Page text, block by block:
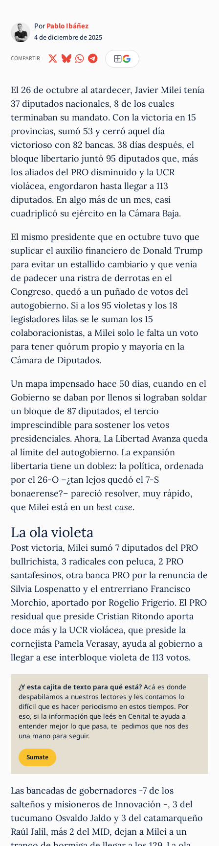
PorPablo Ibáñez
4 de diciembre de 2025
COMPARTIR
El 26 de octubre al atardecer, Javier Milei tenía
37 diputados nacionales, 8 de los cuales
terminaban su mandato. Con la victoria en 15
provincias, sumó 53 y cerró aquel día
victorioso con 82 bancas. 38 días después, el
bloque libertario juntó 95 diputados que, más
los aliados del PRO disminuido y la UCR
violácea, engordaron hasta llegar a 113
diputados. En algo más de un mes, casi
cuadriplicó su ejército en la Cámara Baja.
El mismo presidente que en octubre tuvo que
suplicar el auxilio financiero de Donald Trump
para evitar un estallido cambiario y que venía
de padecer una ristra de derrotas en el
Congreso, quedó a un puñado de votos del
autogobierno. Si a los 95 violetas y los 18
legisladores lilas se le suman los 15
colaboracionistas, a Milei solo le falta un voto
para tener quórum propio y mayoría en la
Cámara de Diputados.
Un mapa impensado hace 50 días, cuando en el
Gobierno se daban por llenos si lograban soldar
un bloque de 87 diputados, el tercio
imprescindible para sostener los vetos
presidenciales. Ahora, La Libertad Avanza queda
al límite del autogobierno. La expansión
libertaria tiene un doblez: la política, ordenada
por el 26-O –¿tan lejos quedó el 7-S
bonaerense?– pareció resolver, muy rápido,
que Milei está en unbest case.
La ola violeta
Post victoria, Milei sumó 7 diputados del PRO
bullrichista, 3 radicales con peluca, 2 PRO
santafesinos, otra banca PRO por la renuncia de
Silvia Lospenatto y el entrerriano Francisco
Morchio, aportado por Rogelio Frigerio. El PRO
residual que preside Cristian Ritondo aporta
doce más y la UCR violácea, que preside la
cornejista Pamela Verasay, ayuda al gobierno a
llegar a ese interbloque violeta de 113 votos.
¿Y esta cajita de texto para qué está?Acá es donde
despabilamos a nuestros lectores y les contamos lo
difícil que es hacer periodismo en estos tiempos. Por
eso, si la información que leés en Cenital te ayuda a
entender mejor lo que pasa, te pedimos que nos des
una mano para seguir.
Sumate
Las bancadas de gobernadores -7 de los
salteños y misioneros de Innovación -, 3 del
tucumano Osvaldo Jaldo y 3 del catamarqueño
Raúl Jalil, más 2 del MID, dejan a Milei a un